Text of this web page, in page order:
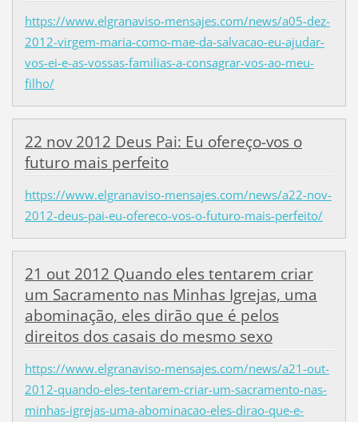
https://www.elgranaviso-mensajes.com/news/a05-dez-
2012-virgem-maria-como-mae-da-salvacao-eu-ajudar-
vos-ei-e-as-vossas-familias-a-consagrar-vos-ao-meu-
filho/
22 nov 2012 Deus Pai: Eu ofereço-vos o
futuro mais perfeito
https://www.elgranaviso-mensajes.com/news/a22-nov-
2012-deus-pai-eu-ofereco-vos-o-futuro-mais-perfeito/
21 out 2012 Quando eles tentarem criar
um Sacramento nas Minhas Igrejas, uma
abominação, eles dirão que é pelos
direitos dos casais do mesmo sexo
https://www.elgranaviso-mensajes.com/news/a21-out-
2012-quando-eles-tentarem-criar-um-sacramento-nas-
minhas-igrejas-uma-abominacao-eles-dirao-que-e-